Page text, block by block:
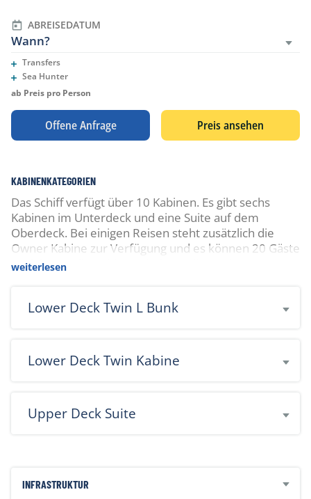
Zudem bietet die Sea Hunter immer wieder Mal
Spezialtouren z.B. nach Caño Island, Malpelo oder zu
den Silver Banks an.
ABREISEDATUM
Wann?
Transfers
Eingeschlossene Leistungen
Sea Hunter
Eingeschlossene Leistungen
ab Preis pro Person
Offene Anfrage Preis ansehen
KABINENKATEGORIEN
Das Schiff verfügt über 10 Kabinen. Es gibt sechs
Kabinen im Unterdeck und eine Suite auf dem
Oberdeck. Bei einigen Reisen steht zusätzlich die
Owner Kabine zur Verfügung und es können 20 Gäste
mitfahren. Alle Kabinen sind mit Klimaanlage
weiterlesen
Lower Deck Twin L Bunk
Lower Deck Twin Kabine
Upper Deck Suite
INFRASTRUKTUR
Nationalparkegbühr 14 Nächte Tour USD 871